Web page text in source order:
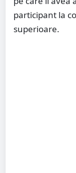
participant la
superioare.